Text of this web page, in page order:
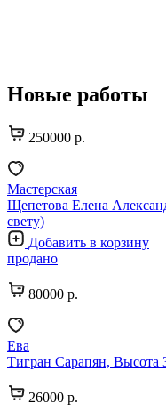
Новые работы
250000 р.
Мастерская
Щепетова Елена
свету)
Добавить в корзину
продано
80000 р.
Ева
Тигран Сарапян, Высота
26000 р.